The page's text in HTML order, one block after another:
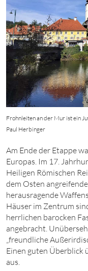
Frohnleiten an der Mur ist ein
Paul Herbinger
Am Ende der Etappe
Europas. Im 17.
Heiligen Römischen
dem Osten
herausragende
Häuser im Zentrum
herrlichen barocken
angebracht.
„freundliche
Einen guten Überblick
aus.